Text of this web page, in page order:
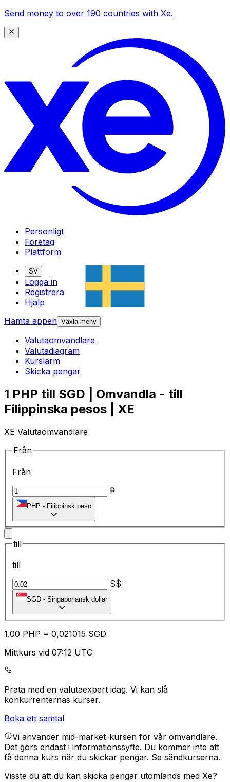
Send money to over 190 countries with Xe.
Personligt
Företag
Plattform
SV
Logga in
Registrera
Hjälp
Hämta appen Växla meny
Valutaomvandlare
Valutadiagram
Kurslarm
Skicka pengar
1 PHP till SGD | Omvandla - till
Filippinska pesos | XE
XE Valutaomvandlare
Från
Från
₱
PHP - Filippinsk peso
till
till
S$
SGD - Singaporiansk dollar
1.00 PHP = 0,021015 SGD
Mittkurs vid 07:12 UTC
Prata med en valutaexpert idag. Vi kan slå
konkurrenternas kurser.
Boka ett samtal
Vi använder mid-market-kursen för vår omvandlare.
Det görs endast i informationssyfte. Du kommer inte att
få denna kurs när du skickar pengar. Se sändkurserna.
Visste du att du kan skicka pengar utomlands med Xe?